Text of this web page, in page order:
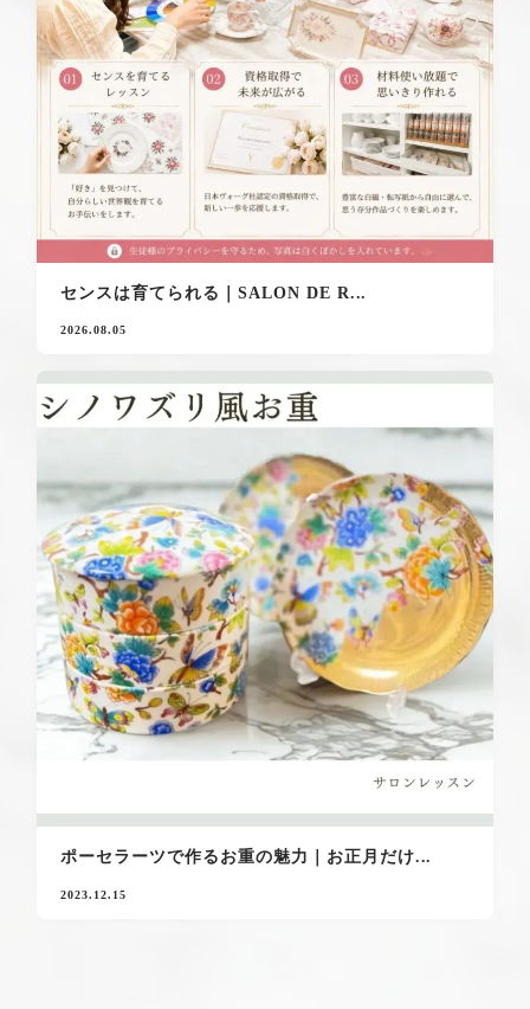
センスは育てられる｜SALON DE R...
2026.08.05
ポーセラーツで作るお重の魅力｜お正月だけ...
2023.12.15